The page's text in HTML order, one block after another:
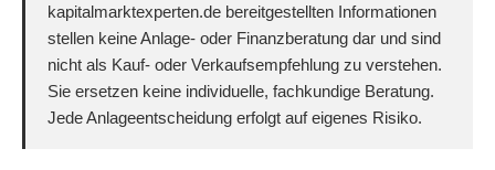
kapitalmarktexperten.de bereitgestellten Informationen
stellen keine Anlage- oder Finanzberatung dar und sind
nicht als Kauf- oder Verkaufsempfehlung zu verstehen.
Sie ersetzen keine individuelle, fachkundige Beratung.
Jede Anlageentscheidung erfolgt auf eigenes Risiko.